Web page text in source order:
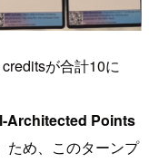
が合計10に
Architected Points
ため、このターンプ